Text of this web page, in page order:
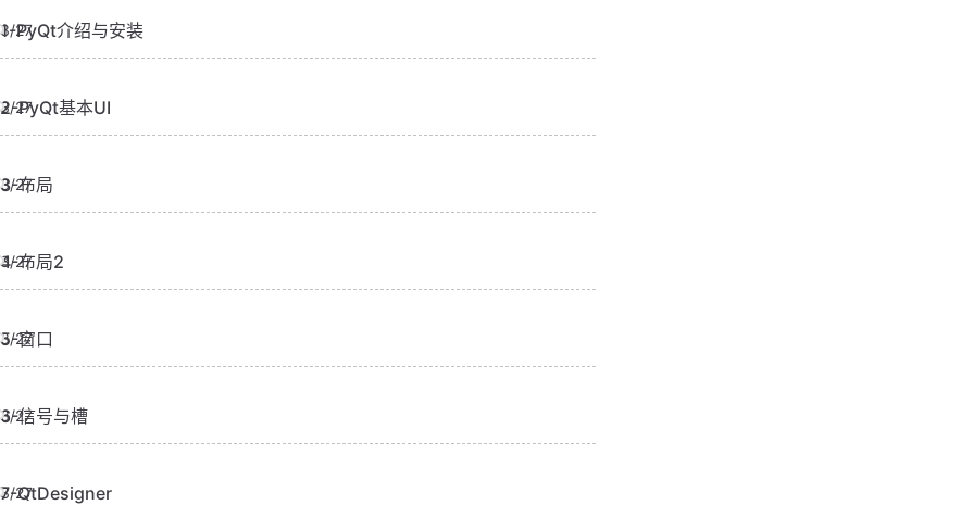
3/27PyQt介绍与安装
3/27PyQt基本UI
3/27布局
3/27布局2
3/27窗口
3/27信号与槽
3/27QtDesigner